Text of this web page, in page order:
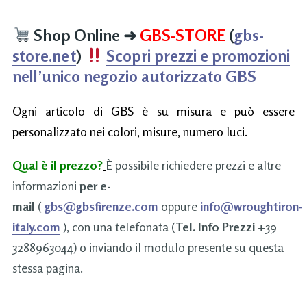
Shop Online ➜ GBS-STORE (gbs-
store.net)
Scopri prezzi e promozioni
nell’unico negozio autorizzato GBS
Ogni articolo di GBS è su misura e può essere
personalizzato nei colori, misure, numero luci.
Qual è il prezzo? È possibile richiedere prezzi e altre
informazioni per e-
mail ( gbs@gbsfirenze.com oppure info@wroughtiron-
italy.com ), con una telefonata (Tel. Info Prezzi +39
3288963044) o inviando il modulo presente su questa
stessa pagina.